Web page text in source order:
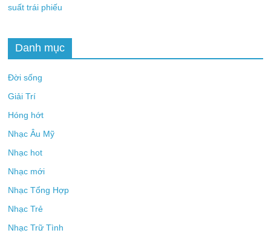
suất trái phiếu
Danh mục
Đời sống
Giải Trí
Hóng hớt
Nhạc Âu Mỹ
Nhạc hot
Nhạc mới
Nhạc Tổng Hợp
Nhạc Trẻ
Nhạc Trữ Tình